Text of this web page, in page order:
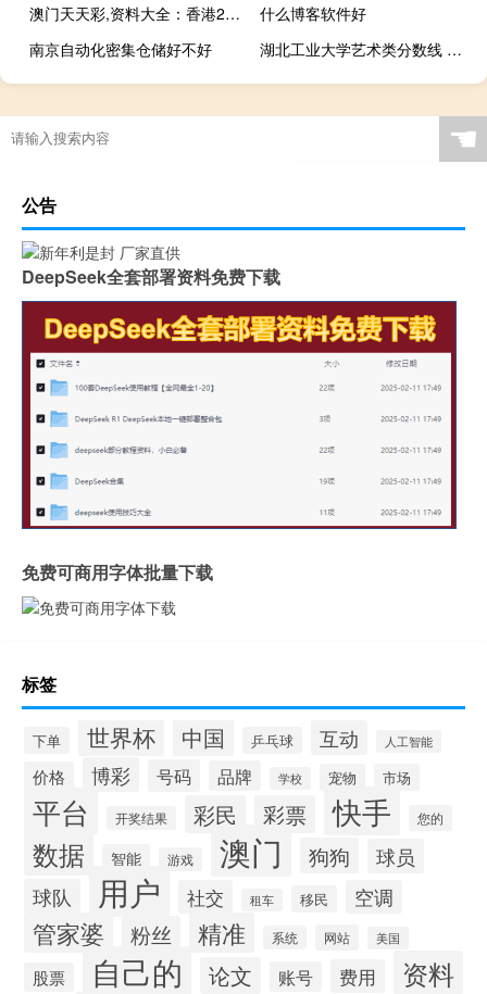
澳门天天彩,资料大全：香港2024全年开奖记结果-参考分析版解释落实-3272.DHA.156
什么博客软件好
南京自动化密集仓储好不好
湖北工业大学艺术类分数线 湖北工业大学录取分数线
☚
公告
DeepSeek全套部署资料免费下载
免费可商用字体批量下载
标签
下单 世界杯 中国 乒乓球 互动 人工智能
价格 博彩 号码 品牌 学校 宠物 市场
平台 开奖结果 彩民 彩票 快手 您的
数据 智能 游戏 澳门 狗狗
球员
球队
用户 社交 租车 移民 空调
管家婆 粉丝 精准 系统 网站 美国
股票 自己的 论文 账号 费用 资料